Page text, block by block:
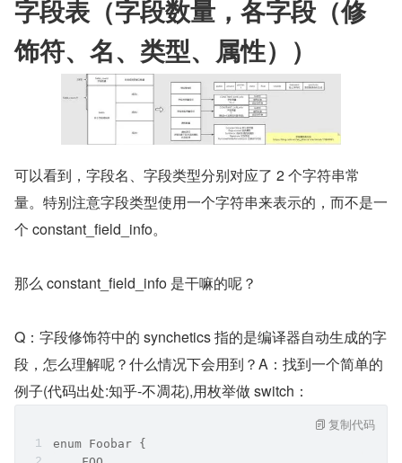
字段表（字段数量，各字段（修
饰符、名、类型、属性））
可以看到，字段名、字段类型分别对应了 2 个字符串常
量。特别注意字段类型使用一个字符串来表示的，而不是一
个 constant_field_info。
那么 constant_field_info 是干嘛的呢？
Q：字段修饰符中的 synchetics 指的是编译器自动生成的字
段，怎么理解呢？什么情况下会用到？A：找到一个简单的
例子(代码出处:知乎-不凋花),用枚举做 switch：
enum Foobar {
复制代码